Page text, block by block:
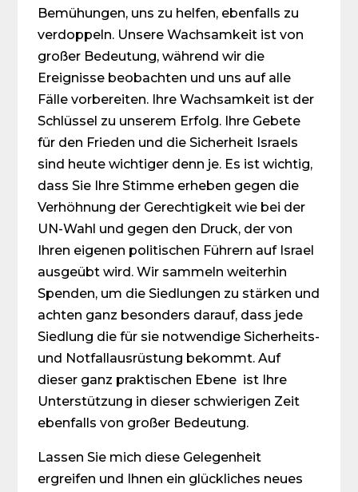
Bemühungen, uns zu helfen, ebenfalls zu
verdoppeln. Unsere Wachsamkeit ist von
großer Bedeutung, während wir die
Ereignisse beobachten und uns auf alle
Fälle vorbereiten. Ihre Wachsamkeit ist der
Schlüssel zu unserem Erfolg. Ihre Gebete
für den Frieden und die Sicherheit Israels
sind heute wichtiger denn je. Es ist wichtig,
dass Sie Ihre Stimme erheben gegen die
Verhöhnung der Gerechtigkeit wie bei der
UN-Wahl und gegen den Druck, der von
Ihren eigenen politischen Führern auf Israel
ausgeübt wird. Wir sammeln weiterhin
Spenden, um die Siedlungen zu stärken und
achten ganz besonders darauf, dass jede
Siedlung die für sie notwendige Sicherheits-
und Notfallausrüstung bekommt. Auf
dieser ganz praktischen Ebene ist Ihre
Unterstützung in dieser schwierigen Zeit
ebenfalls von großer Bedeutung.
Lassen Sie mich diese Gelegenheit
ergreifen und Ihnen ein glückliches neues